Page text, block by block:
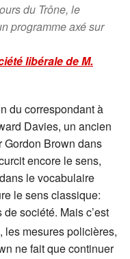
du Trône, le
programme axé sur
libérale de M.
du correspondant à
Davies, un ancien
Gordon Brown dans
encore le sens,
le vocabulaire
le sens classique:
société. Mais c’est
les mesures policières,
ne fait que continuer